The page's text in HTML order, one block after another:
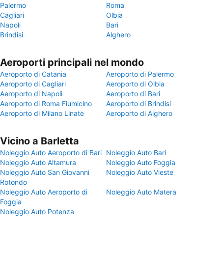
Palermo
Roma
Cagliari
Olbia
Napoli
Bari
Brindisi
Alghero
Aeroporti principali nel mondo
Aeroporto di Catania
Aeroporto di Palermo
Aeroporto di Cagliari
Aeroporto di Olbia
Aeroporto di Napoli
Aeroporto di Bari
Aeroporto di Roma Fiumicino
Aeroporto di Brindisi
Aeroporto di Milano Linate
Aeroporto di Alghero
Vicino a Barletta
Noleggio Auto Aeroporto di Bari Noleggio Auto Bari
Noleggio Auto Altamura
Noleggio Auto Foggia
Noleggio Auto San Giovanni
Rotondo
Noleggio Auto Vieste
Noleggio Auto Aeroporto di
Foggia
Noleggio Auto Matera
Noleggio Auto Potenza